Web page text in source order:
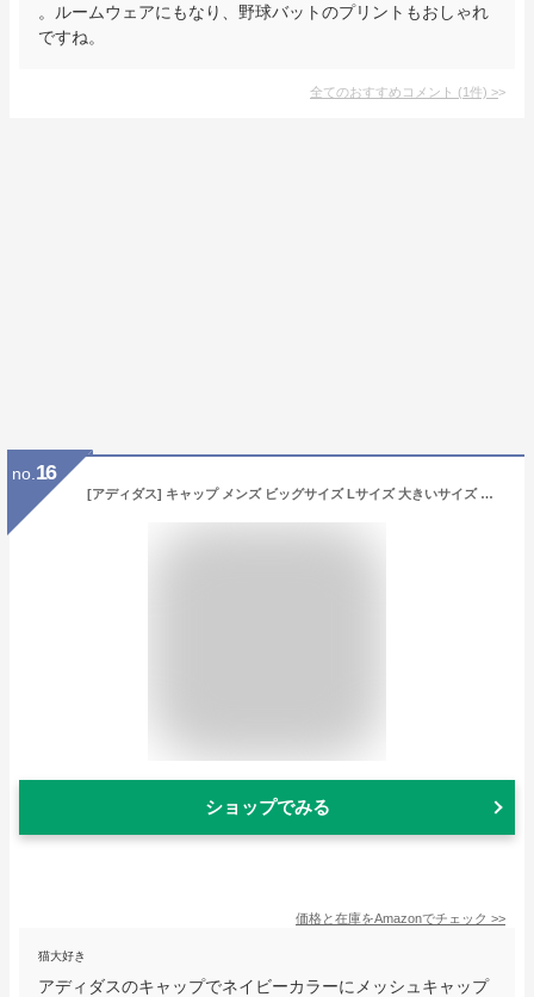
。ルームウェアにもなり、野球バットのプリントもおしゃれ
ですね。
全てのおすすめコメント (1件) >
no. 16
[アディダス] キャップ メンズ ビッグサイズ Lサイズ 大きいサイズ キッズサイズ メッシュキャップ 帽子 ADM LITE GOLF ゴルフ ブランド アウトドア ウォーキング ハイキング 春夏 父の日 贈り物 プレゼント (Free Size, カレッジネイビー)
ショップでみる
価格と在庫をAmazonでチェック >>
猫大好き
アディダスのキャップでネイビーカラーにメッシュキャップ